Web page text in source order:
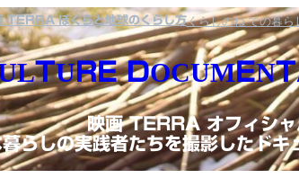
TERRA ぼくらと地球のくらし方くらしのね での暮ら
映画 TERRA オフィシャ
らしの実践者たちを撮影したドキ